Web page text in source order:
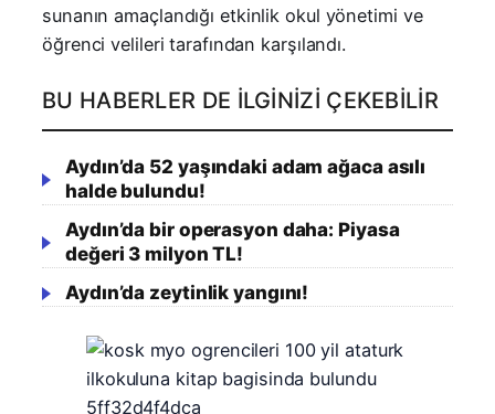
sunanın amaçlandığı etkinlik okul yönetimi ve
öğrenci velileri tarafından karşılandı.
BU HABERLER DE İLGINIZI ÇEKEBILIR
Aydın’da 52 yaşındaki adam ağaca asılı
halde bulundu!
Aydın’da bir operasyon daha: Piyasa
değeri 3 milyon TL!
Aydın’da zeytinlik yangını!